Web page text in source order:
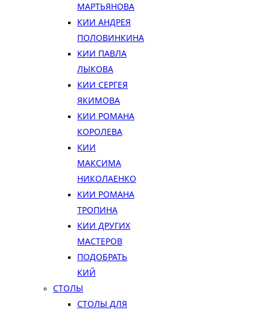
МАРТЬЯНОВА
КИИ АНДРЕЯ
ПОЛОВИНКИНА
КИИ ПАВЛА
ЛЫКОВА
КИИ СЕРГЕЯ
ЯКИМОВА
КИИ РОМАНА
КОРОЛЕВА
КИИ
МАКСИМА
НИКОЛАЕНКО
КИИ РОМАНА
ТРОПИНА
КИИ ДРУГИХ
МАСТЕРОВ
ПОДОБРАТЬ
КИЙ
СТОЛЫ
СТОЛЫ ДЛЯ